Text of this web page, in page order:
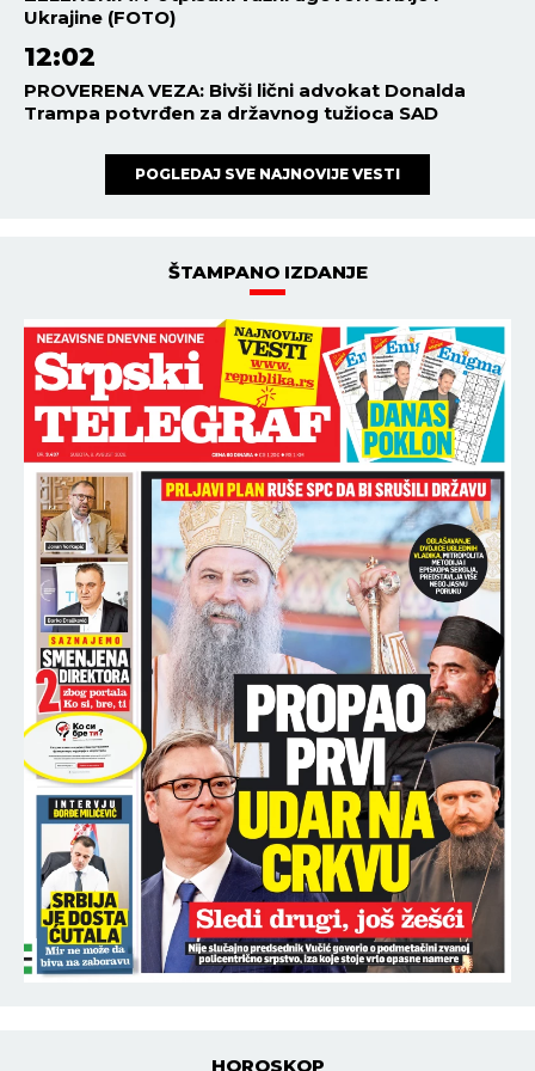
Ukrajine (FOTO)
12:02
PROVERENA VEZA: Bivši lični advokat Donalda
Trampa potvrđen za državnog tužioca SAD
POGLEDAJ SVE NAJNOVIJE VESTI
ŠTAMPANO IZDANJE
HOROSKOP